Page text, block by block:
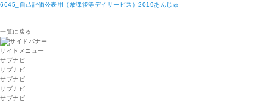
6645_自己評価公表用（放課後等デイサービス）2019あんじゅ
一覧に戻る
サイドメニュー
サブナビ
サブナビ
サブナビ
サブナビ
サブナビ